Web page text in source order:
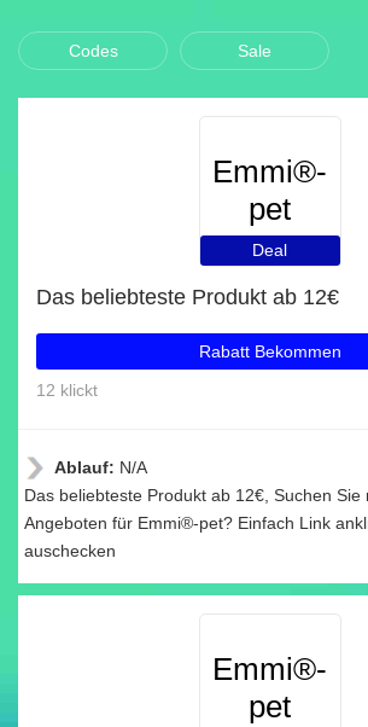
Codes Sale
Emmi®-
pet
Deal
Das beliebteste Produkt ab 12€
Rabatt Bekommen
12 klickt
Ablauf: N/A
Das beliebteste Produkt ab 12€, Suchen Sie
Angeboten für Emmi®-pet? Einfach Link
auschecken
Emmi®-
pet